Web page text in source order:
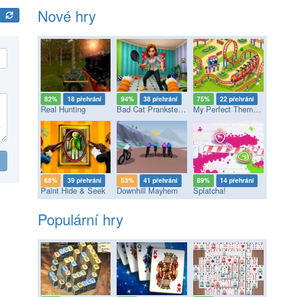
Nové hry
82% 18 přehrání
Real Hunting
94% 38 přehrání
Bad Cat Prankster - Mom’s Return
75% 22 přehrání
My Perfect Theme Park
68% 39 přehrání
Paint Hide & Seek
53% 41 přehrání
Downhill Mayhem
89% 14 přehrání
Splatcha!
Populární hry